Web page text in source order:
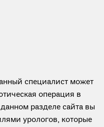
специалист может
операция в
разделе сайта вы
урологов, которые